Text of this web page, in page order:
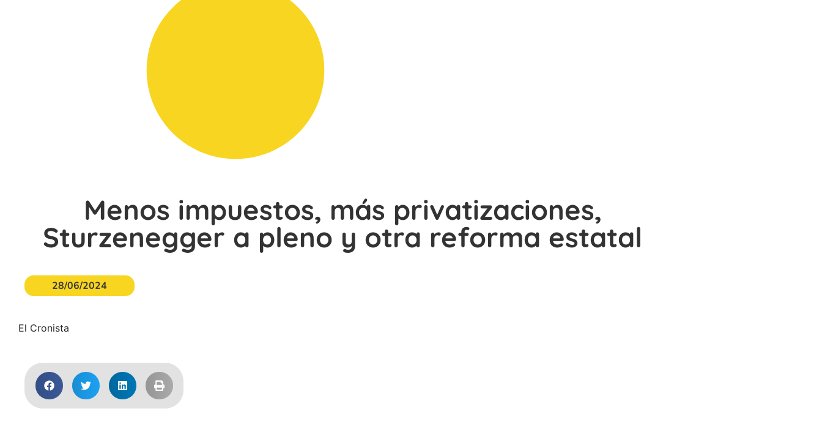
Menos impuestos, más privatizaciones,
Sturzenegger a pleno y otra reforma estatal
28/06/2024
El Cronista